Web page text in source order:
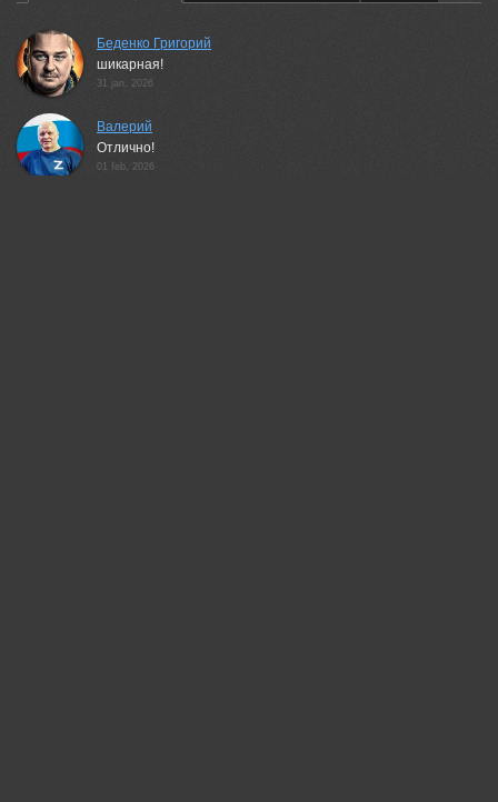
Беденко Григорий
шикарная!
31 jan, 2026
Валерий
Отлично!
01 feb, 2026